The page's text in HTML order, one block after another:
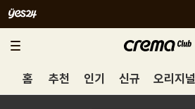
홈 추천 인기 신규 오리지널